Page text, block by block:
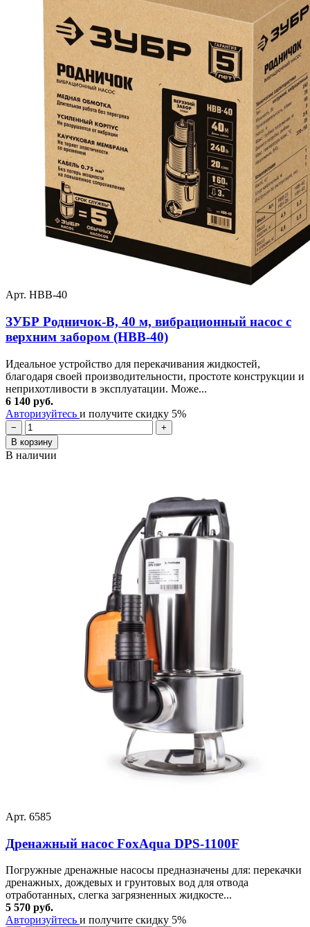
Арт. НВВ-40
ЗУБР Родничок-В, 40 м, вибрационный насос с
верхним забором (НВВ-40)
Идеальное устройство для перекачивания жидкостей,
благодаря своей производительности, простоте конструкции и
неприхотливости в эксплуатации. Може...
6 140 руб.
Авторизуйтесь и получите скидку 5%
−
+
В корзину
В наличии
Арт. 6585
Дренажный насос FoxAqua DPS-1100F
Погружные дренажные насосы предназначены для: перекачки
дренажных, дождевых и грунтовых вод для отвода
отработанных, слегка загрязненных жидкосте...
5 570 руб.
Авторизуйтесь и получите скидку 5%